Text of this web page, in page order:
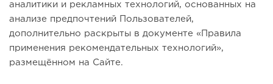
аналитики и рекламных технологий, основанных на
анализе предпочтений Пользователей,
дополнительно раскрыты в документе «Правила
применения рекомендательных технологий»,
размещённом на Сайте.